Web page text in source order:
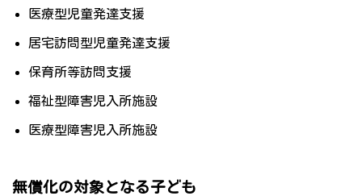
医療型児童発達支援
居宅訪問型児童発達支援
保育所等訪問支援
福祉型障害児入所施設
医療型障害児入所施設
無償化の対象となる子ども